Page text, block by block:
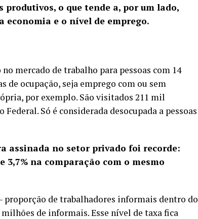
o que tende a, por um lado,
economia e o nível de emprego.
mercado de trabalho para pessoas com 14
de ocupação, seja emprego com ou sem
por exemplo. São visitados 211 mil
Só é considerada desocupada a pessoas
assinada no setor privado foi recorde:
na comparação com o mesmo
proporção de trabalhadores informais dentro do
de informais. Esse nível de taxa fica